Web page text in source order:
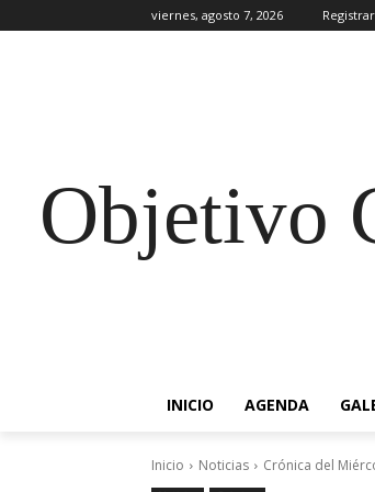
viernes, agosto 7, 2026
Objetivo
INICIO AGENDA
Inicio Noticias Crónica del